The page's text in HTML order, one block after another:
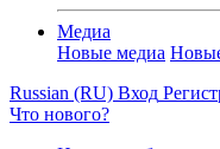
Медиа
Новые медиа
Russian (RU) Вход
Что нового?